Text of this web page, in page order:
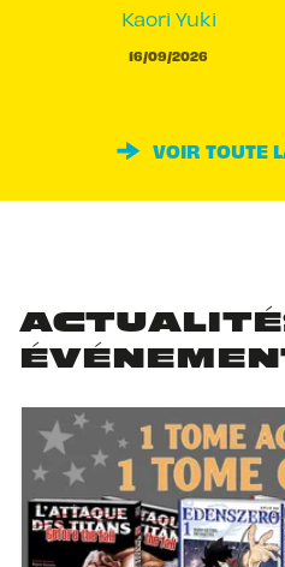
Kaori Yuki
16/09/2026
VOIR TOUTE